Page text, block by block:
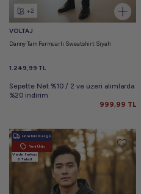
+2
VOLTAJ
Danny Tam Fermuarlı Sweatshirt Siyah
1.249,99 TL
Sepette Net %10 / 2 ve üzeri alımlarda
%20 indirim
999,99 TL
Ücretsiz Kargo
Yeni Ürün
Vade farksız
6 Taksit